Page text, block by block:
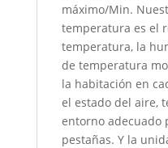
máximo/Min.
temperatura es el
temperatura, la
de temperatura
la habitación en
el estado del aire,
entorno adecuado
pestañas. Y la